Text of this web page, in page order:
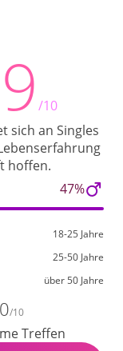
/10
sich an Singles
hoffen.
47%
18-25 Jahre
25-50 Jahre
über 50 Jahre
0/10
Treffen